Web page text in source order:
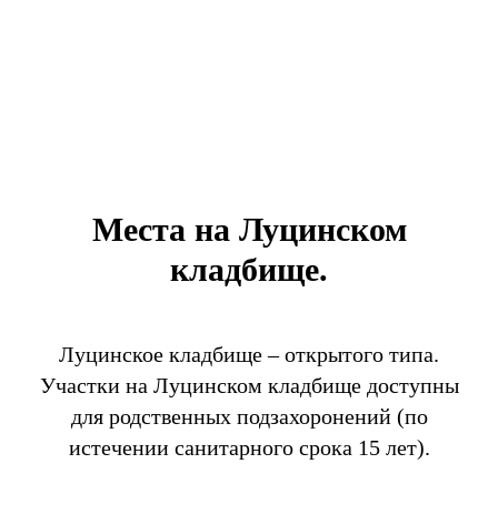
Места на Луцинском
кладбище.
Луцинское кладбище – открытого типа.
Участки на Луцинском кладбище доступны
для родственных подзахоронений (по
истечении санитарного срока 15 лет).